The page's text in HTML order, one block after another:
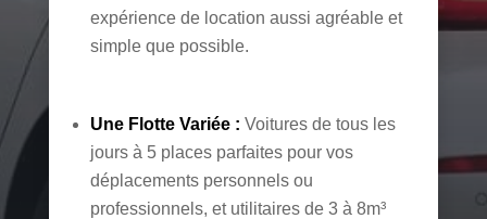
expérience de location aussi agréable et
simple que possible.
Une Flotte Variée : Voitures de tous les
jours à 5 places parfaites pour vos
déplacements personnels ou
professionnels, et utilitaires de 3 à 8m³